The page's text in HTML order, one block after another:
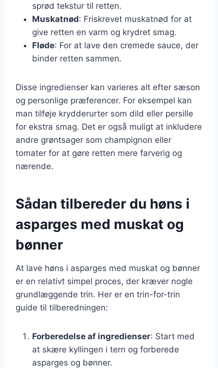
sprød tekstur til retten.
Muskatnød: Friskrevet muskatnød for at
give retten en varm og krydret smag.
Fløde: For at lave den cremede sauce, der
binder retten sammen.
Disse ingredienser kan varieres alt efter sæson
og personlige præferencer. For eksempel kan
man tilføje krydderurter som dild eller persille
for ekstra smag. Det er også muligt at inkludere
andre grøntsager som champignon eller
tomater for at gøre retten mere farverig og
nærende.
Sådan tilbereder du høns i
asparges med muskat og
bønner
At lave høns i asparges med muskat og bønner
er en relativt simpel proces, der kræver nogle
grundlæggende trin. Her er en trin-for-trin
guide til tilberedningen:
Forberedelse af ingredienser: Start med
at skære kyllingen i tern og forberede
asparges og bønner.